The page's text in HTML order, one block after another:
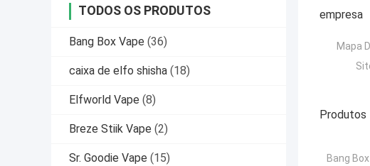
TODOS OS PRODUTOS
Bang Box Vape (36)
caixa de elfo shisha (18)
Elfworld Vape (8)
Breze Stiik Vape (2)
Sr. Goodie Vape (15)
empresa
Mapa
Produtos
Bang